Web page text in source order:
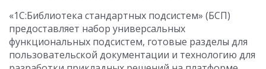
«1С:Библиотека стандартных подсистем» (БСП)
предоставляет набор универсальных
функциональных подсистем, готовые разделы для
пользовательской документации и технологию для